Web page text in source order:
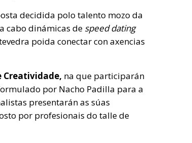
decidida polo talento mozo da
cabo dinámicas de speed dating
poida conectar con axencias
Creatividade, na que participarán
por Nacho Padilla para a
presentarán as súas
por profesionais do talle de